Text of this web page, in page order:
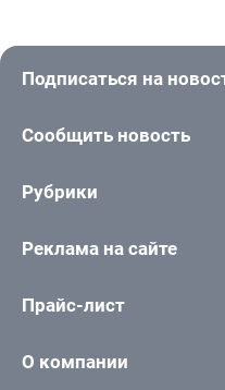
Подписаться на
Сообщить новость
Рубрики
Реклама на сайте
Прайс-лист
О компании